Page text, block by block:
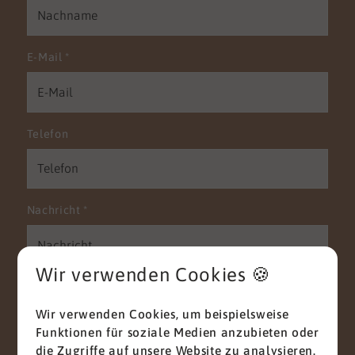
E-Mail *
Telefon
Nachricht *
Wir verwenden Cookies 🍪
Wir verwenden Cookies, um beispielsweise
Funktionen für soziale Medien anzubieten oder
die Zugriffe auf unsere Website zu analysieren.